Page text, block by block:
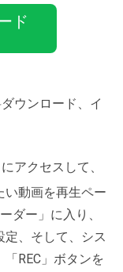
ド
ウンロード、イ
アクセスして、
い動画を再生ペー
ダー」に入り、
定、そして、シス
REC」ボタンを